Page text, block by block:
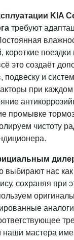
KIA
требуют
короткие
это создаёт
подвеску и
при
промывке
чистоту
выбирают нас как
сохраняя при
наши мастера